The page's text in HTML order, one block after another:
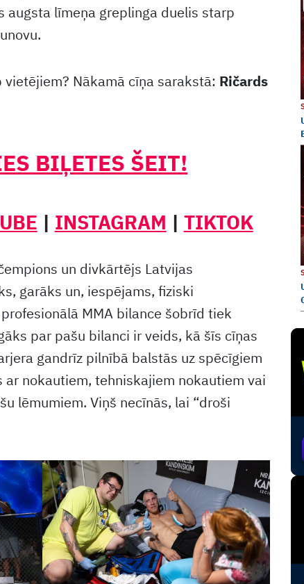
līmeņa greplinga duelis starp
Nākamā cīņa sarakstā: Ričards
BIĻETES ŠEIT!
| INSTAGRAM | TIKTOK
un divkārtējs Latvijas
garāks un, iespējams, fiziski
MMA bilance šobrīd tiek
par pašu bilanci ir veids, kā šīs cīņas
gandrīz pilnībā balstās uz spēcīgiem
ar nokautiem, tehniskajiem nokautiem vai
lēmumiem. Viņš necīnās, lai “droši